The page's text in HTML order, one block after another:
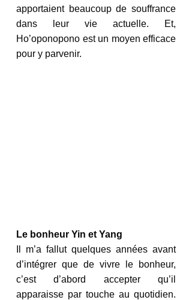
apportaient beaucoup de souffrance
dans leur vie actuelle. Et,
Ho’oponopono est un moyen efficace
pour y parvenir.
Le bonheur Yin et Yang
Il m’a fallut quelques années avant
d’intégrer que de vivre le bonheur,
c’est d’abord accepter qu’il
apparaisse par touche au quotidien.